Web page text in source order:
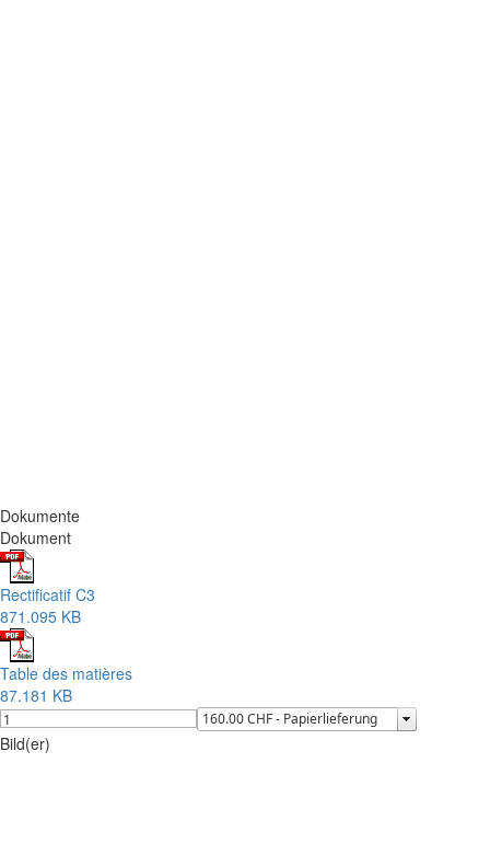
Dokumente
Dokument
Rectificatif C3
871.095 KB
Table des matières
87.181 KB
Bild(er)